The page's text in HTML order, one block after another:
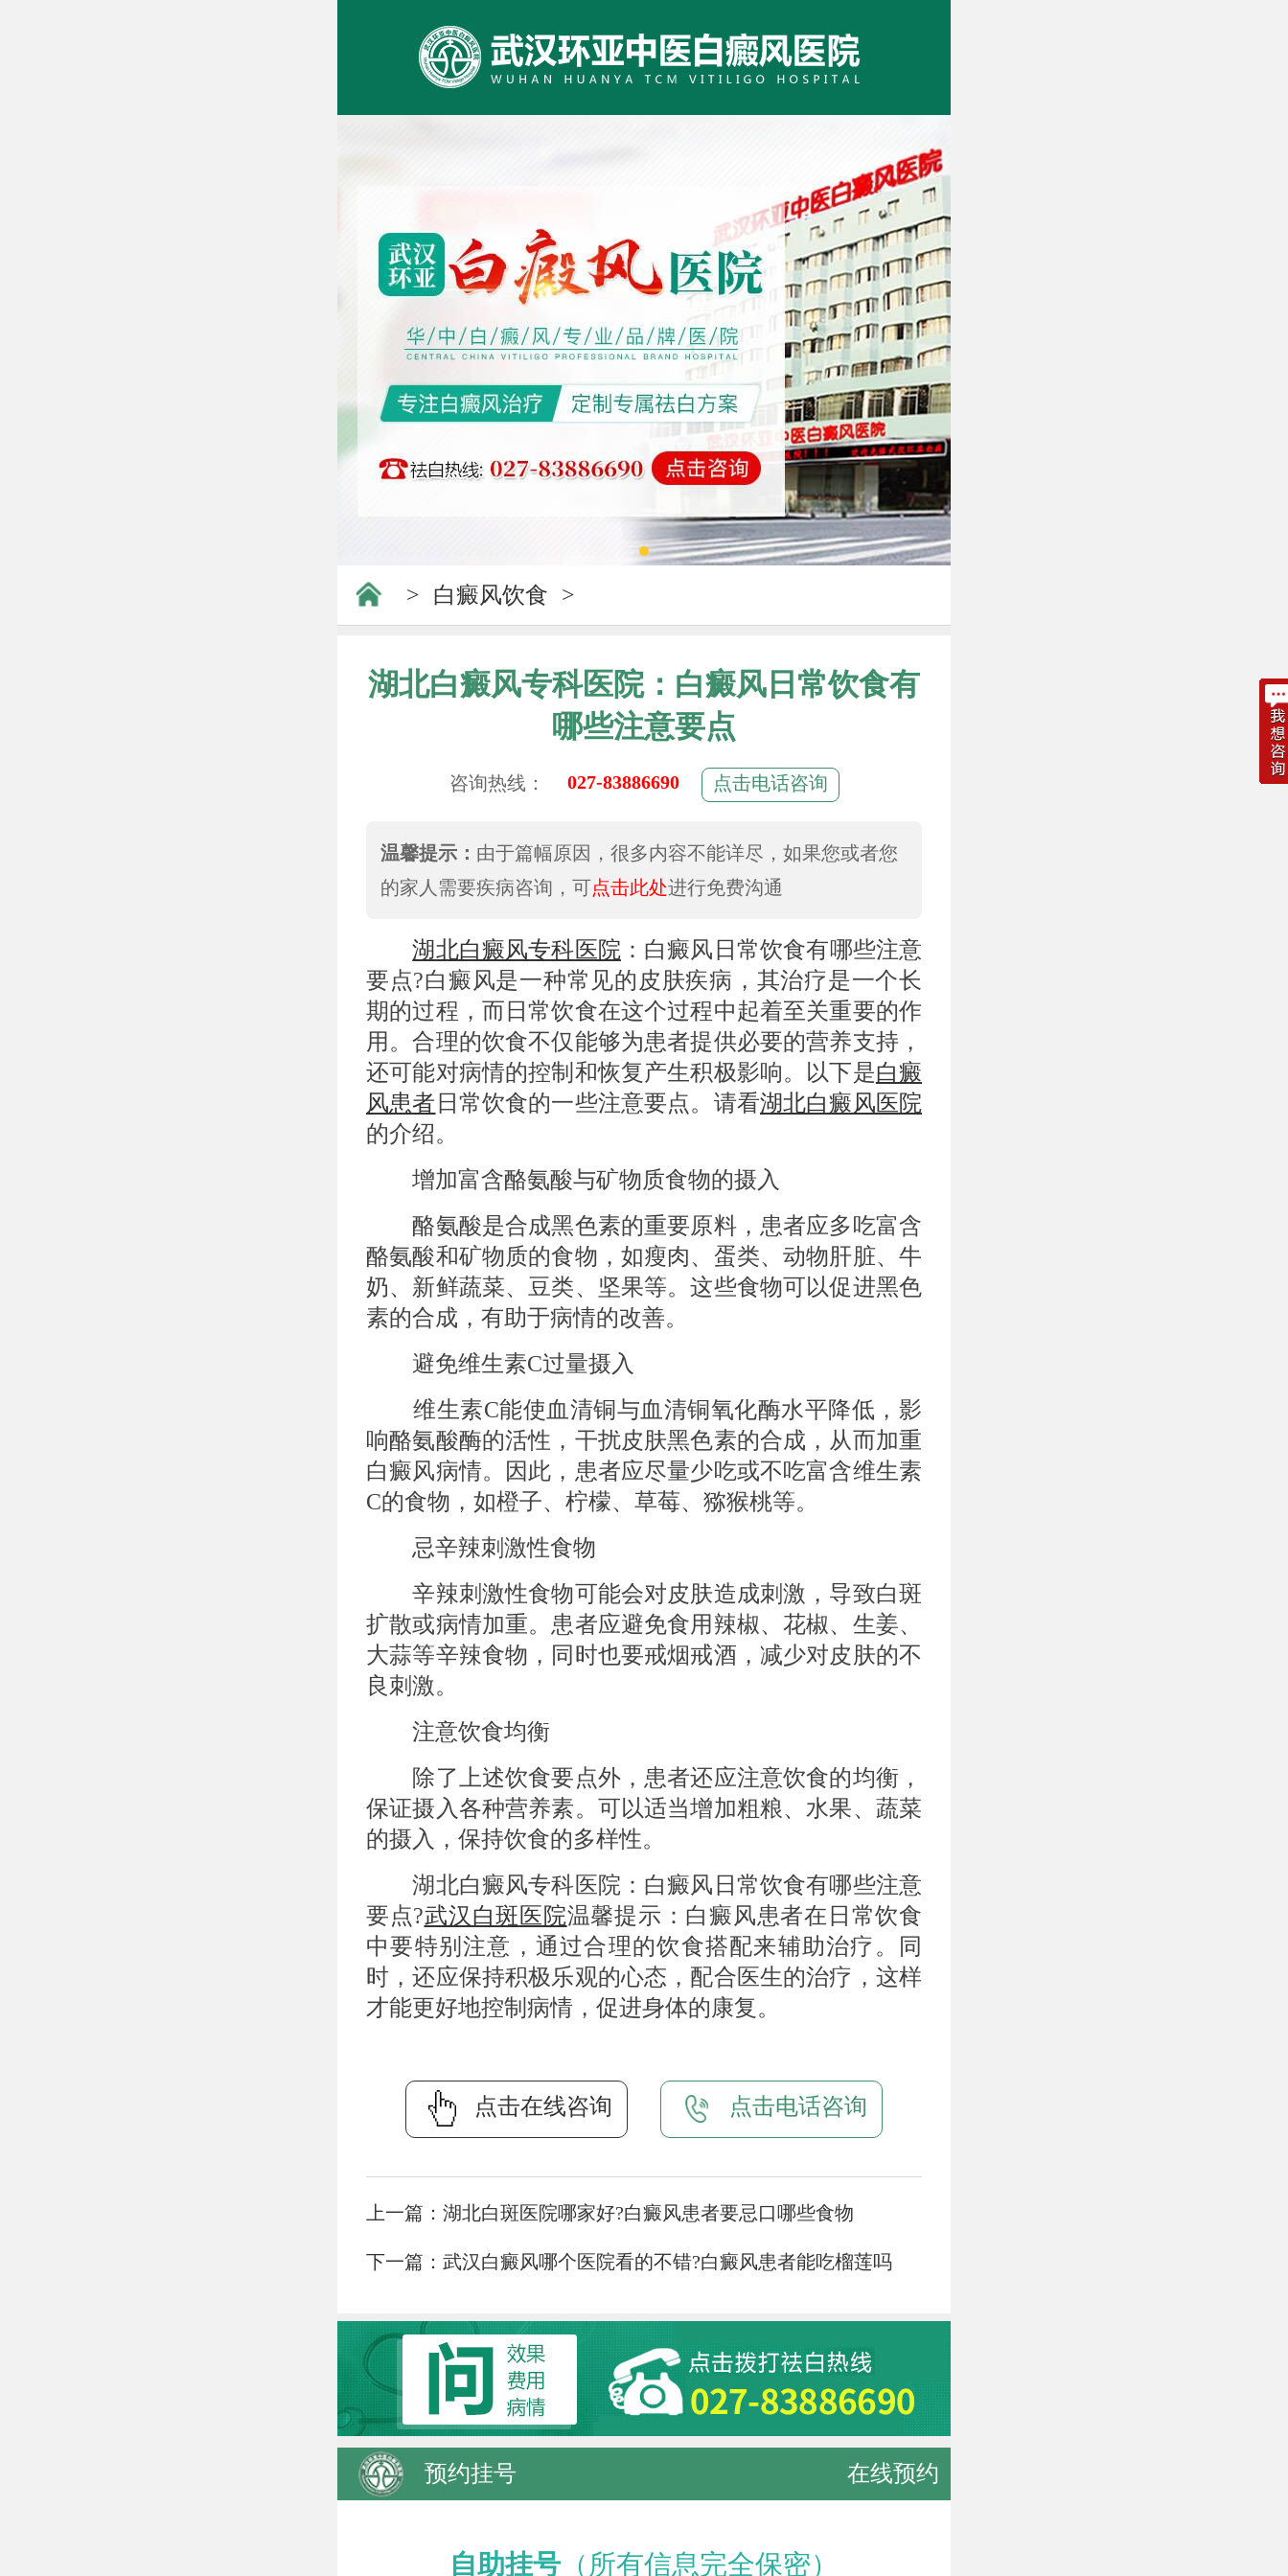
> 白癜风饮食 >
湖北白癜风专科医院：白癜风日常饮食有
哪些注意要点
咨询热线： 027-83886690 点击电话咨询
温馨提示： 由于篇幅原因，很多内容不能详尽，如果您或者您
的家人需要疾病咨询，可点击此处进行免费沟通
湖北白癜风专科医院：白癜风日常饮食有哪些注意
要点?白癜风是一种常见的皮肤疾病，其治疗是一个长
期的过程，而日常饮食在这个过程中起着至关重要的作
用。合理的饮食不仅能够为患者提供必要的营养支持，
还可能对病情的控制和恢复产生积极影响。以下是白癜
风患者 日常饮食的一些注意要点。请看湖北白癜风医院
的介绍。
增加富含酪氨酸与矿物质食物的摄入
酪氨酸是合成黑色素的重要原料，患者应多吃富含
酪氨酸和矿物质的食物，如瘦肉、蛋类、动物肝脏、牛
奶、新鲜蔬菜、豆类、坚果等。这些食物可以促进黑色
素的合成，有助于病情的改善。
避免维生素C过量摄入
维生素C能使血清铜与血清铜氧化酶水平降低，影
响酪氨酸酶的活性，干扰皮肤黑色素的合成，从而加重
白癜风病情。因此，患者应尽量少吃或不吃富含维生素
C的食物，如橙子、柠檬、草莓、猕猴桃等。
忌辛辣刺激性食物
辛辣刺激性食物可能会对皮肤造成刺激，导致白斑
扩散或病情加重。患者应避免食用辣椒、花椒、生姜、
大蒜等辛辣食物，同时也要戒烟戒酒，减少对皮肤的不
良刺激。
注意饮食均衡
除了上述饮食要点外，患者还应注意饮食的均衡，
保证摄入各种营养素。可以适当增加粗粮、水果、蔬菜
的摄入，保持饮食的多样性。
湖北白癜风专科医院：白癜风日常饮食有哪些注意
要点?武汉白斑医院温馨提示：白癜风患者在日常饮食
中要特别注意，通过合理的饮食搭配来辅助治疗。同
时，还应保持积极乐观的心态，配合医生的治疗，这样
才能更好地控制病情，促进身体的康复。
点击在线咨询 点击电话咨询
上一篇： 湖北白斑医院哪家好?白癜风患者要忌口哪些食物
下一篇： 武汉白癜风哪个医院看的不错?白癜风患者能吃榴莲吗
预约挂号 在线预约
自助挂号 （所有信息完全保密）